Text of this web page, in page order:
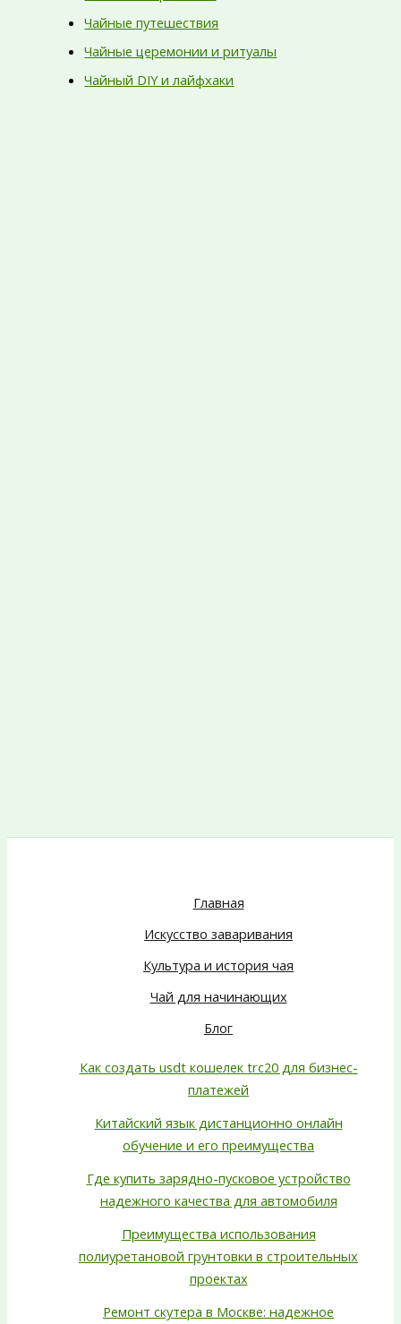
Чайные путешествия
Чайные церемонии и ритуалы
Чайный DIY и лайфхаки
Главная
Искусство заваривания
Культура и история чая
Чай для начинающих
Блог
Как создать usdt кошелек trc20 для бизнес-
платежей
Китайский язык дистанционно онлайн
обучение и его преимущества
Где купить зарядно-пусковое устройство
надежного качества для автомобиля
Преимущества использования
полиуретановой грунтовки в строительных
проектах
Ремонт скутера в Москве: надежное